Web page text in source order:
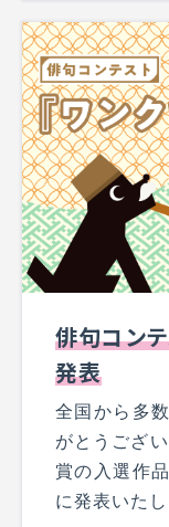
俳句コン
発表
全国から多
がとうござ
賞の入選作
に発表いたし